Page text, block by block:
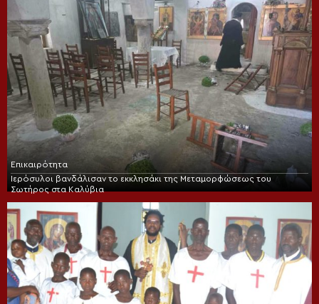
Επικαιρότητα
Ιερόσυλοι βανδάλισαν το εκκλησάκι της Μεταμορφώσεως του
Σωτήρος στα Καλύβια